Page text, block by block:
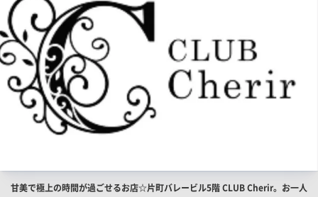
店
甘美で極上の時間が過ごせるお店☆片町バレービル5階 CLUB Cherir。お一人